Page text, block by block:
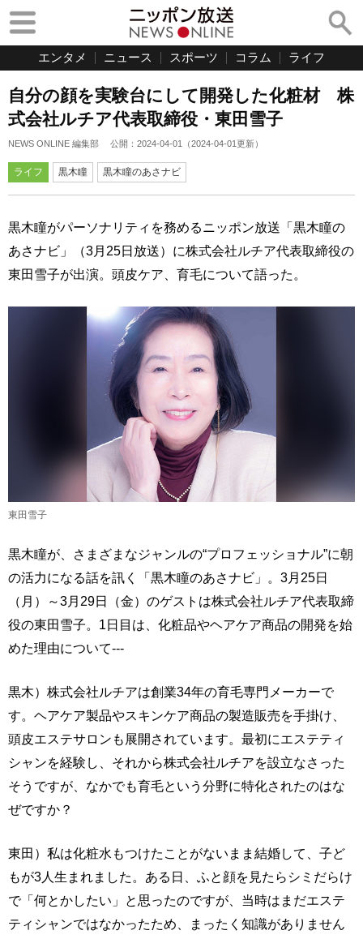
エンタメ ニュース スポーツ コラム ライフ
自分の顔を実験台にして開発した化粧材 株
式会社ルチア代表取締役・東田雪子
NEWS ONLINE 編集部 公開： 2024-04-01 （2024-04-01更新）
ライフ 黒木瞳 黒木瞳のあさナビ
黒木瞳がパーソナリティを務めるニッポン放送「黒木瞳の
あさナビ」（3月25日放送）に株式会社ルチア代表取締役の
東田雪子が出演。頭皮ケア、育毛について語った。
東田雪子
黒木瞳が、さまざまなジャンルの“プロフェッショナル”に朝
の活力になる話を訊く「黒木瞳のあさナビ」。3月25日
（月）～3月29日（金）のゲストは株式会社ルチア代表取締
役の東田雪子。1日目は、化粧品やヘアケア商品の開発を始
めた理由について---
黒木）株式会社ルチアは創業34年の育毛専門メーカーで
す。ヘアケア製品やスキンケア商品の製造販売を手掛け、
頭皮エステサロンも展開されています。最初にエステティ
シャンを経験し、それから株式会社ルチアを設立なさった
そうですが、なかでも育毛という分野に特化されたのはな
ぜですか？
東田）私は化粧水もつけたことがないまま結婚して、子ど
もが3人生まれました。ある日、ふと顔を見たらシミだらけ
で「何とかしたい」と思ったのですが、当時はまだエステ
ティシャンではなかったため、まったく知識がありません